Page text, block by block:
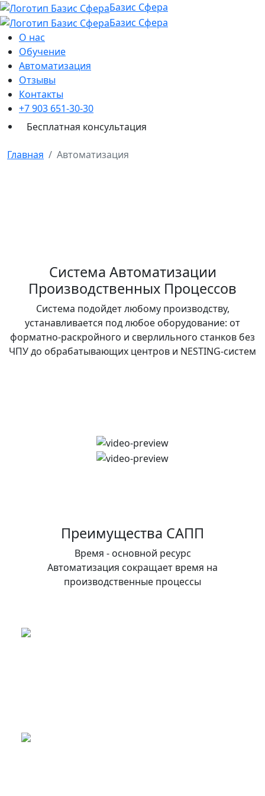
Базис Сфера
Базис Сфера
О нас
Обучение
Автоматизация
Отзывы
Контакты
+7 903 651-30-30
Бесплатная консультация
Главная Автоматизация
Система Автоматизации
Производственных Процессов
Система подойдет любому производству,
устанавливается под любое оборудование: от
форматно-раскройного и сверлильного станков без
ЧПУ до обрабатывающих центров и NESTING-систем
Преимущества САПП
Время - основной ресурс
Автоматизация сокращает время на
производственные процессы